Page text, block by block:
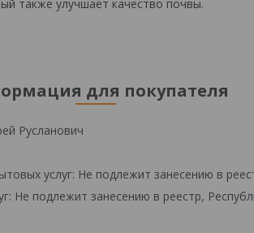
также улучшает качество почвы.
для покупателя
Русланович
услуг: Не подлежит занесению в
Не подлежит занесению в реестр,